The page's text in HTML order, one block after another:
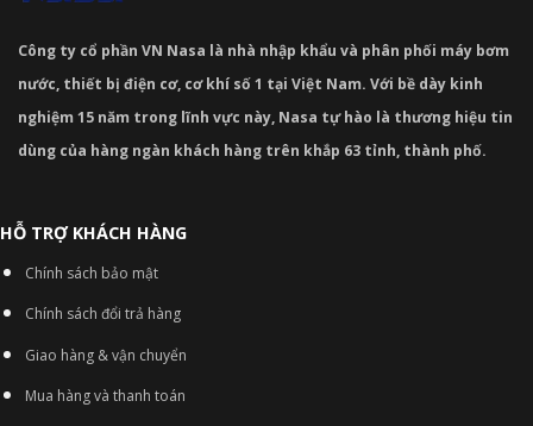
Công ty cổ phần VN Nasa là nhà nhập khẩu và phân phối máy bơm
nước, thiết bị điện cơ, cơ khí số 1 tại Việt Nam. Với bề dày kinh
nghiệm 15 năm trong lĩnh vực này, Nasa tự hào là thương hiệu tin
dùng của hàng ngàn khách hàng trên khắp 63 tỉnh, thành phố.
HỖ TRỢ KHÁCH HÀNG
Chính sách bảo mật
Chính sách đổi trả hàng
Giao hàng & vận chuyển
Mua hàng và thanh toán